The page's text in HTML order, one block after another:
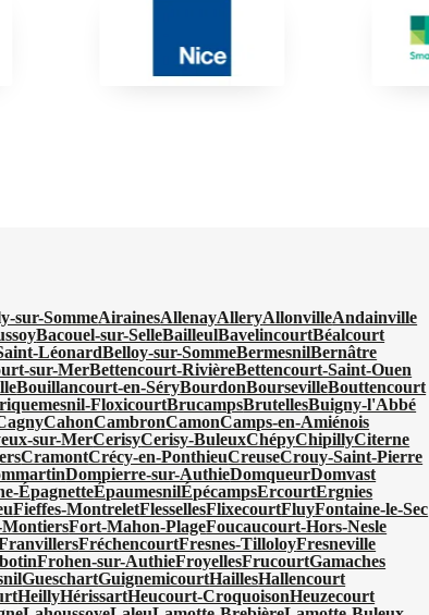
sur-SommeAirainesAllenayAlleryAllonvilleAndainville
Bacouel-sur-SelleBailleulBavelincourtBéalcourt
LéonardBelloy-sur-SommeBermesnilBernâtre
sur-MerBettencourt-RivièreBettencourt-Saint-Ouen
Bouillancourt-en-SéryBourdonBoursevilleBouttencourt
FloxicourtBrucampsBrutellesBuigny-l'Abbé
CahonCambronCamonCamps-en-Amiénois
sur-MerCerisyCerisy-BuleuxChépyChipillyCiterne
CramontCrécy-en-PonthieuCreuseCrouy-Saint-Pierre
Dompierre-sur-AuthieDomqueurDomvast
ÉpagnetteÉpaumesnilÉpécampsErcourtErgnies
Fieffes-MontreletFlessellesFlixecourtFluyFontaine-le-Sec
Fort-Mahon-PlageFoucaucourt-Hors-Nesle
FréchencourtFresnes-TilloloyFresneville
Frohen-sur-AuthieFroyellesFrucourtGamaches
GueschartGuignemicourtHaillesHallencourt
HeillyHérissartHeucourt-CroquoisonHeuzecourt